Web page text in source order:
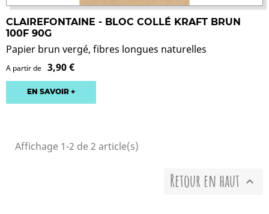
CLAIREFONTAINE - BLOC COLLÉ KRAFT BRUN
100F 90G
Papier brun vergé, fibres longues naturelles
A partir de 3,90 €
EN SAVOIR +
Affichage 1-2 de 2 article(s)
Retour en haut 